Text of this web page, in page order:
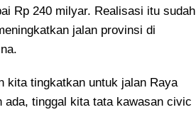
Rp 240 milyar. Realisasi itu sudah
jalan provinsi di
kita tingkatkan untuk jalan Raya
ada, tinggal kita tata kawasan civic